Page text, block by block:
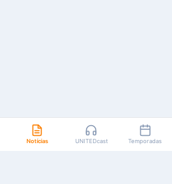
Notícias UNITEDcast Temporadas